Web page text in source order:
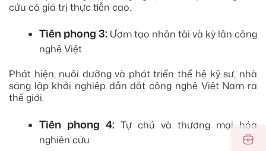
cứu có giá trị thực tiễn cao.
Tiên phong 3: Ươm tạo nhân tài và kỳ lân công
nghệ Việt
Phát hiện, nuôi dưỡng và phát triển thế hệ kỹ sư, nhà
sáng lập khởi nghiệp dẫn dắt công nghệ Việt Nam ra
thế giới.
Tiên phong 4: Tự chủ và thương mại hóa
nghiên cứu